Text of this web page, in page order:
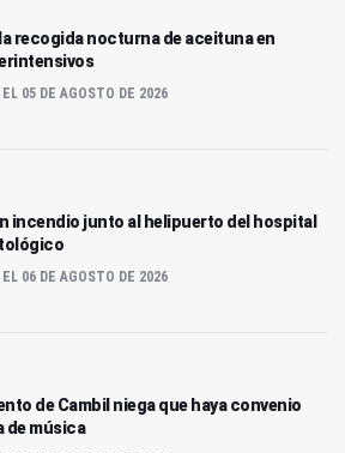
recogida nocturna de aceituna en
EL 05 DE AGOSTO DE 2026
incendio junto al helipuerto del hospital
EL 06 DE AGOSTO DE 2026
de Cambil niega que haya convenio
de música